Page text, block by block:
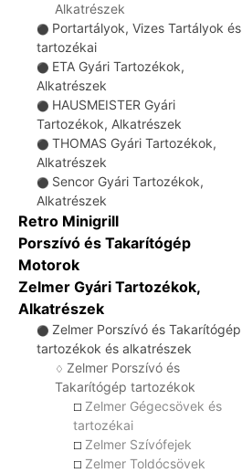
Alkatrészek
⚫ Portartályok, Vizes Tartályok és
tartozékai
⚫ ETA Gyári Tartozékok,
Alkatrészek
⚫ HAUSMEISTER Gyári
Tartozékok, Alkatrészek
⚫ THOMAS Gyári Tartozékok,
Alkatrészek
⚫ Sencor Gyári Tartozékok,
Alkatrészek
Retro Minigrill
Porszívó és Takarítógép
Motorok
Zelmer Gyári Tartozékok,
Alkatrészek
⚫ Zelmer Porszívó és Takarítógép
tartozékok és alkatrészek
♢ Zelmer Porszívó és
Takarítógép tartozékok
☐ Zelmer Gégecsövek és
tartozékai
☐ Zelmer Szívófejek
☐ Zelmer Toldócsövek